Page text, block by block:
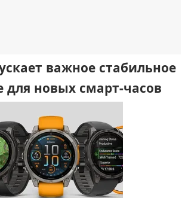
важное стабильное
для новых смарт-часов